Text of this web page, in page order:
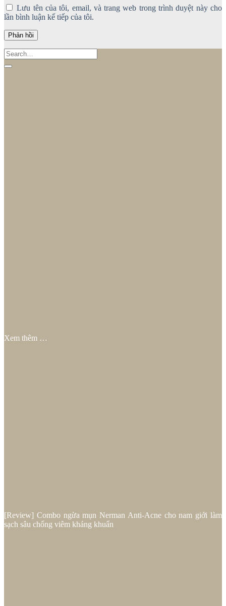
Lưu tên của tôi, email, và trang web trong trình duyệt này cho
lần bình luận kế tiếp của tôi.
Xem thêm …
[Review] Combo ngừa mụn Nerman Anti-Acne cho nam giới làm
sạch sâu chống viêm kháng khuẩn